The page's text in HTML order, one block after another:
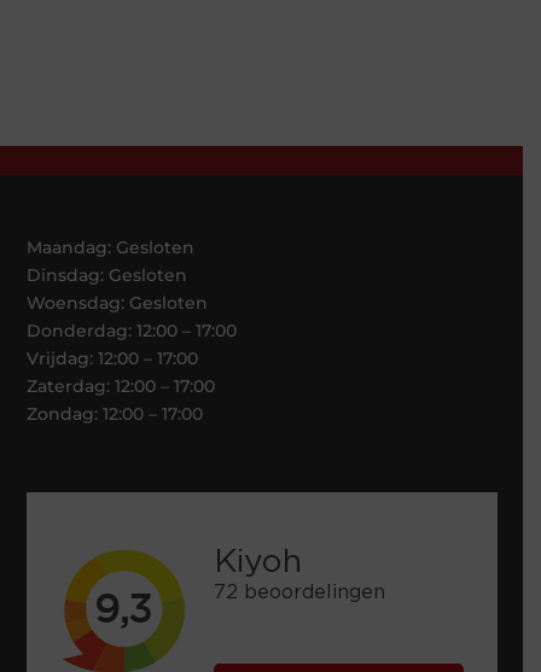
Maandag: Gesloten
Dinsdag: Gesloten
Woensdag: Gesloten
Donderdag: 12:00 – 17:00
Vrijdag: 12:00 – 17:00
Zaterdag: 12:00 – 17:00
Zondag: 12:00 – 17:00